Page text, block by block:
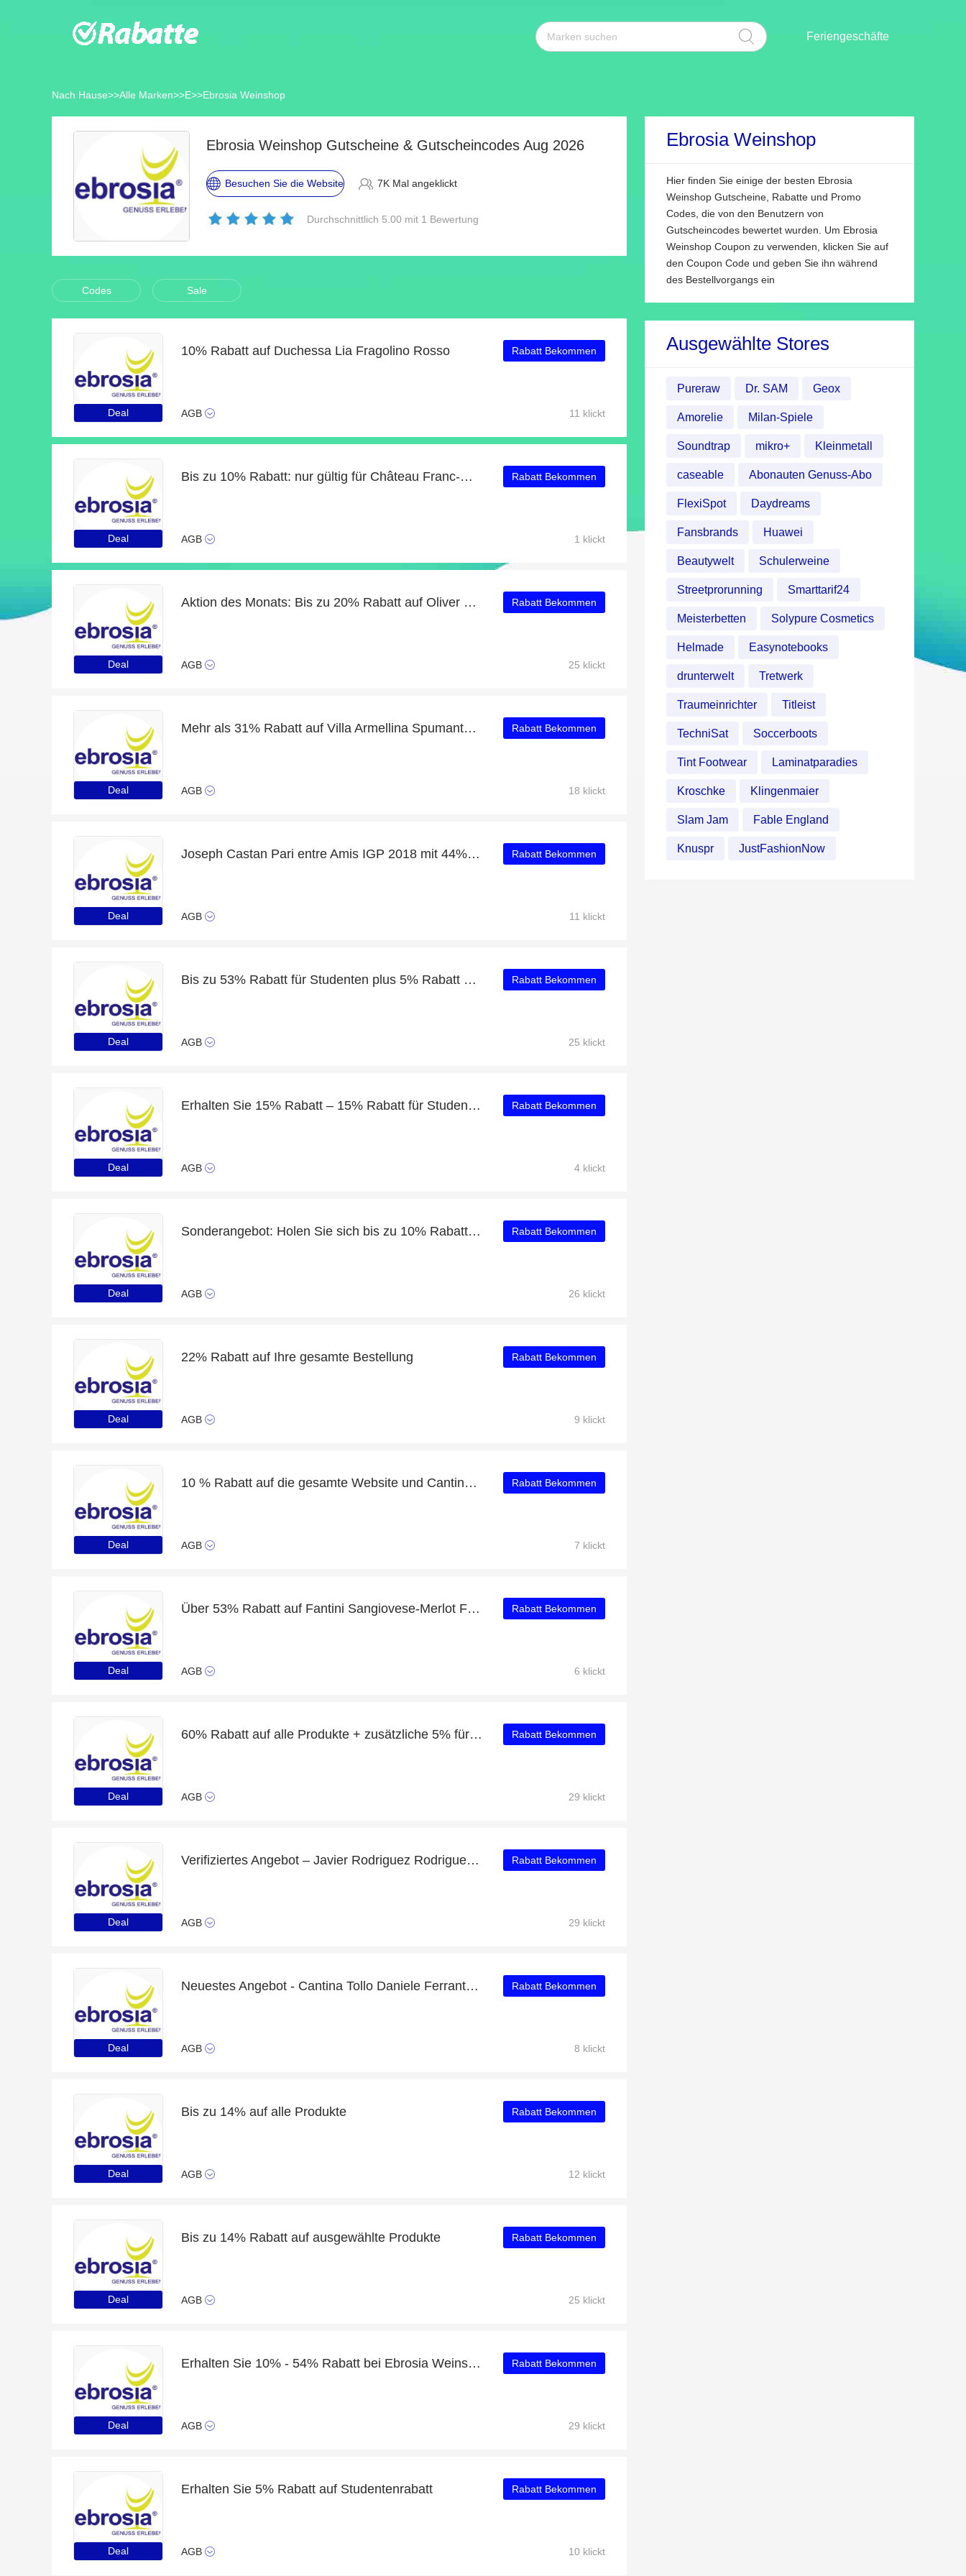
Feriengeschäfte
Nach Hause>>Alle Marken>>E>>Ebrosia Weinshop
Ebrosia Weinshop Gutscheine & Gutscheincodes Aug 2026
Besuchen Sie die Website 7K Mal angeklickt
Durchschnittlich 5.00 mit 1 Bewertung
Codes Sale
Deal
10% Rabatt auf Duchessa Lia Fragolino Rosso
AGB
Rabatt Bekommen
11 klickt
Deal
Bis zu 10% Rabatt: nur gültig für Château Franc-Malartic Bordeaux AOC 2018
AGB
Rabatt Bekommen
1 klickt
Deal
Aktion des Monats: Bis zu 20% Rabatt auf Oliver Zeter 'Der See-Bär' 2020
AGB
Rabatt Bekommen
25 klickt
Deal
Mehr als 31% Rabatt auf Villa Armellina Spumante Cuvée Extra Dry
AGB
Rabatt Bekommen
18 klickt
Deal
Joseph Castan Pari entre Amis IGP 2018 mit 44% Extra-Rabatt nur für begrenzte Zeit
AGB
Rabatt Bekommen
11 klickt
Deal
Bis zu 53% Rabatt für Studenten plus 5% Rabatt auf Viticoltori Ponte Bellini Cipriani
AGB
Rabatt Bekommen
25 klickt
Deal
Erhalten Sie 15% Rabatt – 15% Rabatt für Studenten und Fiuza & Bright Merlot Winemaker's Selection 2019 mit 55% Rabatt
AGB
Rabatt Bekommen
4 klickt
Deal
Sonderangebot: Holen Sie sich bis zu 10% Rabatt auf Villa Armellina Rosé Rosato Secco IGT
AGB
Rabatt Bekommen
26 klickt
Deal
22% Rabatt auf Ihre gesamte Bestellung
AGB
Rabatt Bekommen
9 klickt
Deal
10 % Rabatt auf die gesamte Website und Cantina Tollo Daniele Ferrante Bianco DOC 2019 mit 7% Rabatt
AGB
Rabatt Bekommen
7 klickt
Deal
Über 53% Rabatt auf Fantini Sangiovese-Merlot Favola Rossa Puglia IGT 2019 nur für EU-Kunden
AGB
Rabatt Bekommen
6 klickt
Deal
60% Rabatt auf alle Produkte + zusätzliche 5% für Villa Sandi Il Fresco Prosecco Spumante Brut DOC Treviso
AGB
Rabatt Bekommen
29 klickt
Deal
Verifiziertes Angebot – Javier Rodriguez Rodriguez & Sanzo Tempranillo Whisky-Fass 2018 mit Rabatten von bis zu 26%
AGB
Rabatt Bekommen
29 klickt
Deal
Neuestes Angebot - Cantina Tollo Daniele Ferrante Rosato DOC 2019 mit 30% Rabatt
AGB
Rabatt Bekommen
8 klickt
Deal
Bis zu 14% auf alle Produkte
AGB
Rabatt Bekommen
12 klickt
Deal
Bis zu 14% Rabatt auf ausgewählte Produkte
AGB
Rabatt Bekommen
25 klickt
Deal
Erhalten Sie 10% - 54% Rabatt bei Ebrosia Weinshop
AGB
Rabatt Bekommen
29 klickt
Deal
Erhalten Sie 5% Rabatt auf Studentenrabatt
AGB
Rabatt Bekommen
10 klickt
Ebrosia Weinshop
Hier finden Sie einige der besten Ebrosia
Weinshop Gutscheine, Rabatte und Promo
Codes, die von den Benutzern von
Gutscheincodes bewertet wurden. Um Ebrosia
Weinshop Coupon zu verwenden, klicken Sie auf
den Coupon Code und geben Sie ihn während
des Bestellvorgangs ein
Ausgewählte Stores
Pureraw Dr. SAM Geox
Amorelie Milan-Spiele
Soundtrap mikro+ Kleinmetall
caseable Abonauten Genuss-Abo
FlexiSpot Daydreams
Fansbrands Huawei
Beautywelt Schulerweine
Streetprorunning Smarttarif24
Meisterbetten Solypure Cosmetics
Helmade Easynotebooks
drunterwelt Tretwerk
Traumeinrichter Titleist
TechniSat Soccerboots
Tint Footwear Laminatparadies
Kroschke Klingenmaier
Slam Jam Fable England
Knuspr JustFashionNow